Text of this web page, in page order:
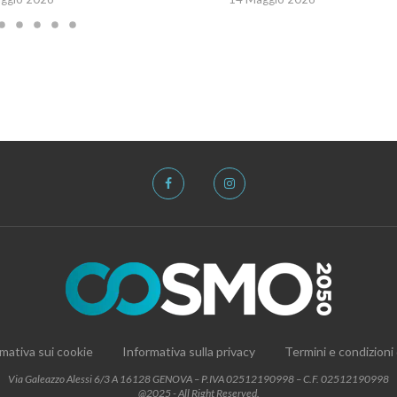
sui cookie Informativa sulla privacy Termini e condizioni
Via Galeazzo Alessi 6/3 A 16128 GENOVA – P.IVA 02512190998 – C.F. 02512190998
@2025 - All Right Reserved.